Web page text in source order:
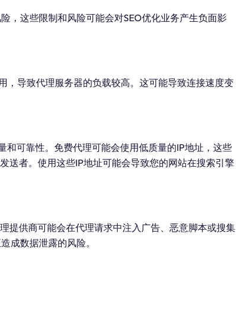
，这些限制和风险可能会对SEO优化业务产生负面影
，导致代理服务器的负载较高。这可能导致连接速度变
可靠性。免费代理可能会使用低质量的IP地址，这些
送者。使用这些IP地址可能会导致您的网站在搜索引擎
提供商可能会在代理请求中注入广告、恶意脚本或搜集
成数据泄露的风险。